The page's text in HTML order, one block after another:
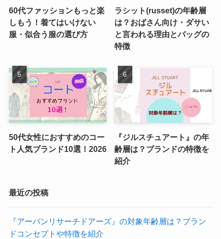
60代ファッションもっと楽
しもう！着てはいけない
服・似合う服の選び方
ラシット(russet)の年齢層
は？おばさん向け・ダサい
と言われる理由とバッグの
特徴
50代女性におすすめのコー
ト人気ブランド10選！2026
『ジルスチュアート』の年
齢層は？ブランドの特徴を
紹介
最近の投稿
『アーバンリサーチドアーズ』の対象年齢層は？ブラン
ドコンセプトや特徴を紹介